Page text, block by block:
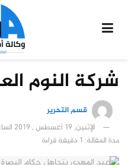
شركة النوم
قسم التحرير
الإثنين, 19 أغسطس , 2019 الساعة 1:50 مساءً (مكة المكرمة)
مدة المقالة: 1 دقيقة قراءة